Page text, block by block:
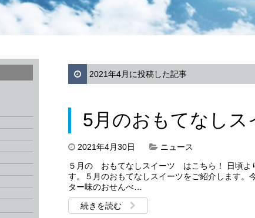
2021年4月に投稿した記事
5月のおもてなしス
2021年4月30日
ニュース
５月の おもてなしスイーツ はこちら！ 日頃よ
す。５月のおもてなしスイーツをご紹介します。
ター味のおせんべ…
続きを読む